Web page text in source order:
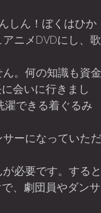
ニメDVDにし、歌
会いに行きまし
できる着ぐるみ
、劇団員やダンサ